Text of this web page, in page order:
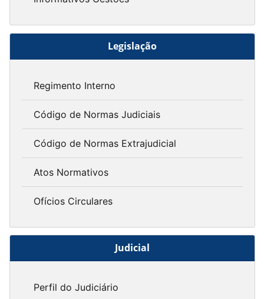
Legislação
Regimento Interno
Código de Normas Judiciais
Código de Normas Extrajudicial
Atos Normativos
Ofícios Circulares
Judicial
Perfil do Judiciário